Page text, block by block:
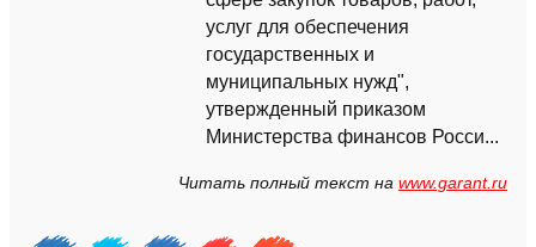
услуг для обеспечения
государственных и
муниципальных нужд",
утвержденный приказом
Министерства финансов Росси...
Читать полный текст на www.garant.ru